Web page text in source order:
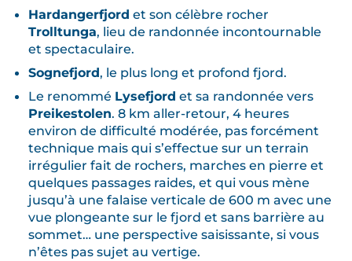
Hardangerfjord et son célèbre rocher
Trolltunga, lieu de randonnée incontournable
et spectaculaire.
Sognefjord, le plus long et profond fjord.
Le renommé Lysefjord et sa randonnée vers
Preikestolen. 8 km aller-retour, 4 heures
environ de difficulté modérée, pas forcément
technique mais qui s’effectue sur un terrain
irrégulier fait de rochers, marches en pierre et
quelques passages raides, et qui vous mène
jusqu’à une falaise verticale de 600 m avec une
vue plongeante sur le fjord et sans barrière au
sommet… une perspective saisissante, si vous
n’êtes pas sujet au vertige.